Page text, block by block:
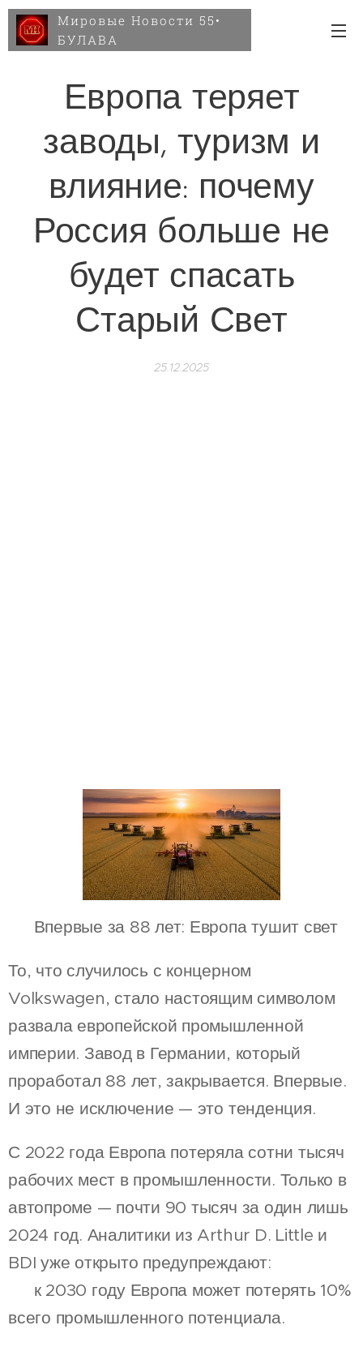
Мировые Новости 55•
БУЛАВА
Европа теряет
заводы, туризм и
влияние: почему
Россия больше не
будет спасать
Старый Свет
25.12.2025
🇷🇺 Впервые за 88 лет: Европа тушит свет
То, что случилось с концерном
Volkswagen, стало настоящим символом
развала европейской промышленной
империи. Завод в Германии, который
проработал 88 лет, закрывается. Впервые.
И это не исключение — это тенденция.
С 2022 года Европа потеряла сотни тысяч
рабочих мест в промышленности. Только в
автопроме — почти 90 тысяч за один лишь
2024 год. Аналитики из Arthur D. Little и
BDI уже открыто предупреждают:
👉 к 2030 году Европа может потерять 10%
всего промышленного потенциала.